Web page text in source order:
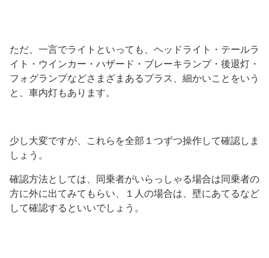
ただ、一言でライトといっても、ヘッドライト・テールラ
イト・ウインカー・ハザード・ブレーキランプ・後退灯・
フォグランプなどさまざまあるプラス、細かいことをいう
と、車内灯もあります。
少し大変ですが、これらを全部１つずつ操作して確認しま
しょう。
確認方法としては、同乗者がいらっしゃる場合は同乗者の
方に外に出てみてもらい、１人の場合は、壁にあてるなど
して確認するといいでしょう。